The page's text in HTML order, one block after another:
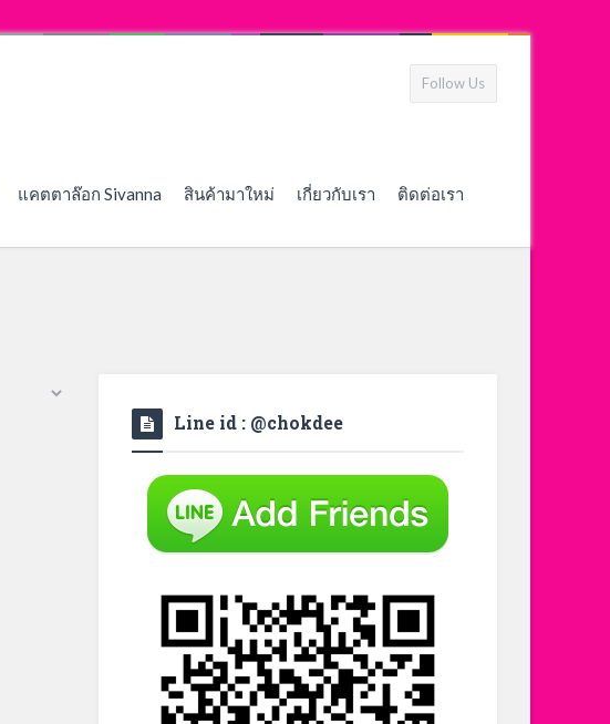
Follow Us
แคตตาล๊อก Sivanna สินค้ามาใหม่ เกี่ยวกับเรา ติดต่อเรา
Line id : @chokdee